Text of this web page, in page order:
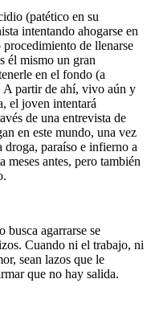
(patético en su
intentando ahogarse en
de llenarse
él mismo un gran
en el fondo (a
partir de ahí, vivo aún y
el joven intentará
de una entrevista de
en este mundo, una vez
paraíso e infierno a
meses antes, pero también
busca agarrarse se
Cuando ni el trabajo, ni
sean lazos que le
que no hay salida.